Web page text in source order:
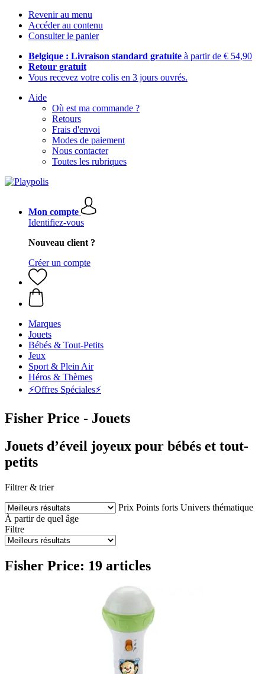
Revenir au menu
Accéder au contenu
Consulter le panier
Belgique : Livraison standard gratuite à partir de € 54,90
Retour gratuit
Vous recevez votre colis en 3 jours ouvrés.
Aide
Où est ma commande ?
Retours
Frais d'envoi
Modes de paiement
Nous contacter
Toutes les rubriques
Mon compte
Identifiez-vous
Nouveau client ?
Créer un compte
Marques
Jouets
Bébés & Tout-Petits
Jeux
Sport & Plein Air
Héros & Thèmes
⚡️Offres Spéciales⚡️
Fisher Price - Jouets
Jouets d’éveil joyeux pour bébés et tout-
petits
Filtrer & trier
Prix Points forts Univers thématique
À partir de quel âge
Filtre
Fisher Price: 19 articles